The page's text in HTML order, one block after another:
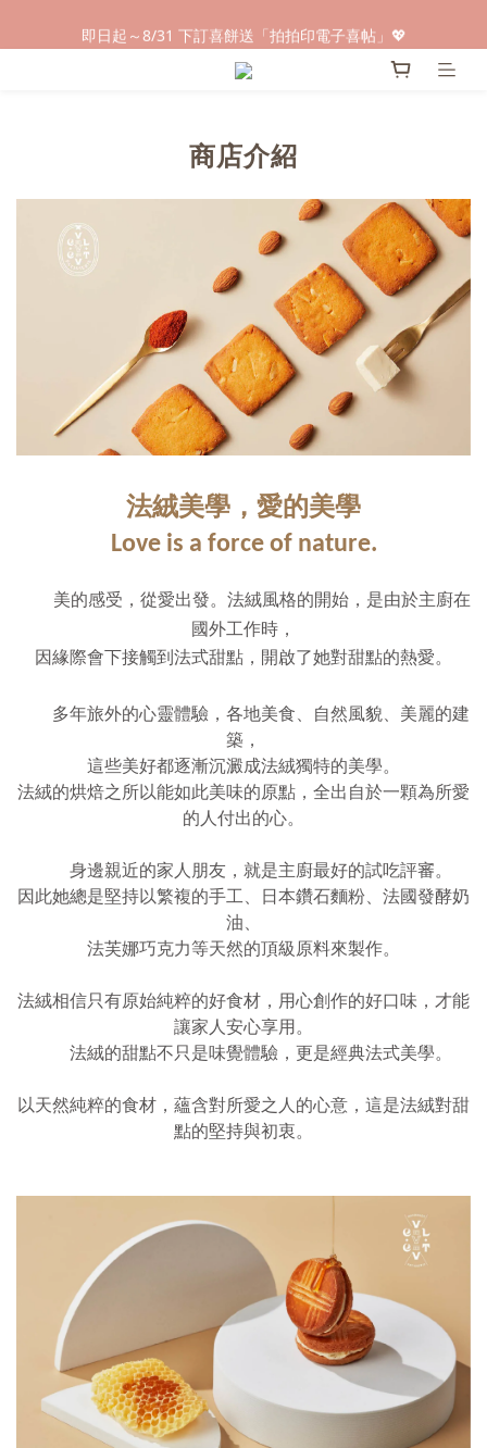
早鳥倒數🌕單盒最低只要$584🔥滿萬即享大宗優惠
即日起～8/31 下訂喜餅送「拍拍印電子喜帖」💖
快閃優惠⏰ 馬年寶寶專屬試吃禮遇｜輸碼現折$100
商店介紹
法絨美學，愛的美學
Love is a force of nature.
美的感受，從愛出發。法絨風格的開始，是由於主廚在
國外工作時，
因緣際會下接觸到法式甜點，開啟了她對甜點的熱愛。
多年旅外的心靈體驗，各地美食、自然風貌、美麗的建
築，
這些美好都逐漸沉澱成法絨獨特的美學。
法絨的烘焙之所以能如此美味的原點，全出自於一顆為所愛
的人付出的心。
身邊親近的家人朋友，就是主廚最好的試吃評審。
因此她總是堅持以繁複的手工、日本鑽石麵粉、法國發酵奶
油、
法芙娜巧克力等天然的頂級原料來製作。
法絨相信只有原始純粹的好食材，用心創作的好口味，才能
讓家人安心享用。
法絨的甜點不只是味覺體驗，更是經典法式美學。
以天然純粹的食材，蘊含對所愛之人的心意，這是法絨對甜
點的堅持與初衷。